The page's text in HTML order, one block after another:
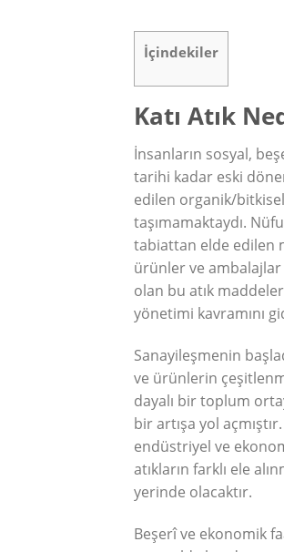
İçindekiler
Katı Atık
İnsanların sosyal,
tarihi kadar eski
edilen organik/
taşımamaktaydı.
tabiattan elde edilen
ürünler ve ambalajlar
olan bu atık
yönetimi kavramını
Sanayileşmenin
ve ürünlerin
dayalı bir toplum
bir artışa yol
endüstriyel ve
atıkların farklı ele
yerinde olacaktır.
Beşerî ve ekonomik